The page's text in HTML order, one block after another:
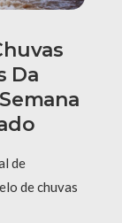
Da
de
de chuvas